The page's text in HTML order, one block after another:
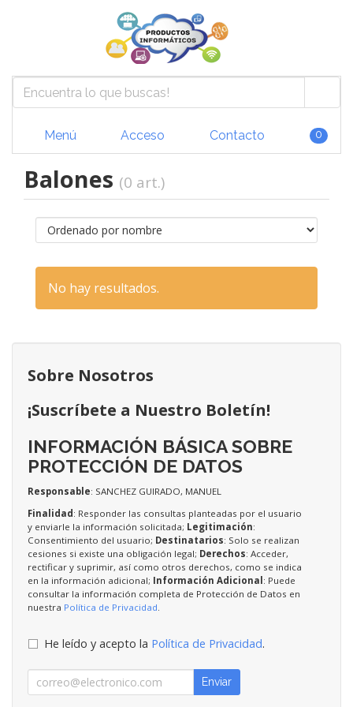
Menú Acceso Contacto 0
Balones (0 art.)
No hay resultados.
Sobre Nosotros
¡Suscríbete a Nuestro Boletín!
INFORMACIÓN BÁSICA SOBRE
PROTECCIÓN DE DATOS
Responsable: SANCHEZ GUIRADO, MANUEL
Finalidad : Responder las consultas planteadas por el usuario
y enviarle la información solicitada; Legitimación:
Consentimiento del usuario; Destinatarios: Solo se realizan
cesiones si existe una obligación legal; Derechos: Acceder,
rectificar y suprimir, así como otros derechos, como se indica
en la información adicional; Información Adicional : Puede
consultar la información completa de Protección de Datos en
nuestra Política de Privacidad.
He leído y acepto la Política de Privacidad.
Enviar